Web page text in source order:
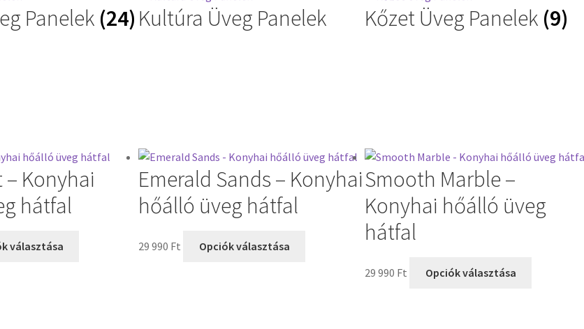
Panelek (24) Kultúra Üveg Panelek Kőzet Üveg Panelek (9)
– Konyhai
hátfal
választása
Emerald Sands – Konyhai
hőálló üveg hátfal
29 990 Ft Opciók választása
Smooth Marble –
Konyhai hőálló üveg
hátfal
29 990 Ft Opciók választása